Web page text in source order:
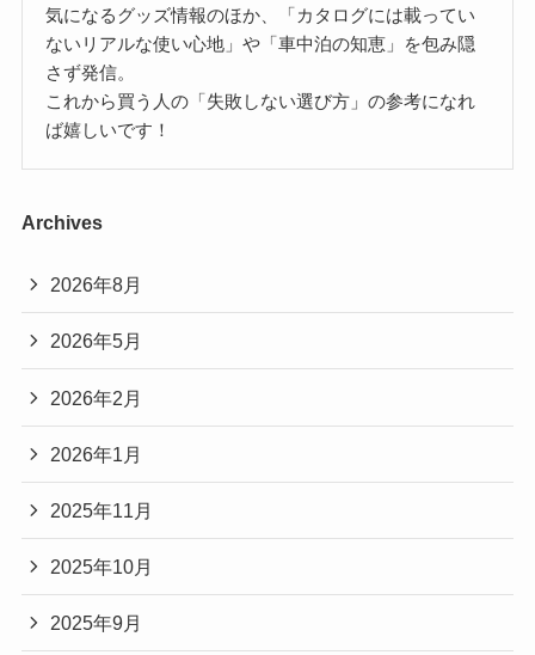
気になるグッズ情報のほか、「カタログには載ってい
ないリアルな使い心地」や「車中泊の知恵」を包み隠
さず発信。
これから買う人の「失敗しない選び方」の参考になれ
ば嬉しいです！
Archives
2026年8月
2026年5月
2026年2月
2026年1月
2025年11月
2025年10月
2025年9月